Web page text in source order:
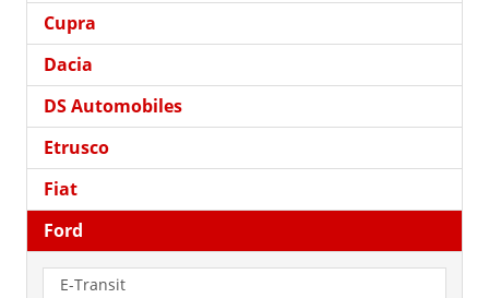
Cupra
Dacia
DS Automobiles
Etrusco
Fiat
Ford
E-Transit